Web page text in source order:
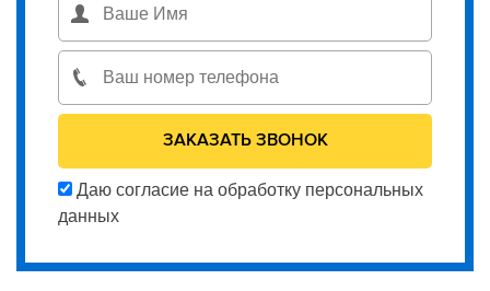
Даю согласие на обработку персональных
данных